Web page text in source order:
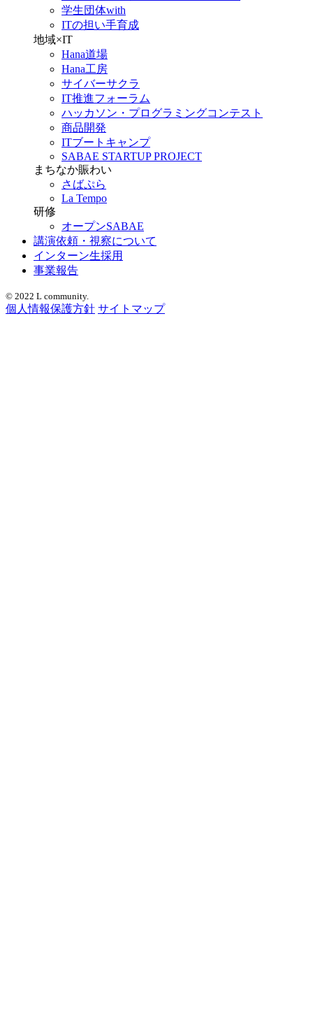
学生団体with
ITの担い手育成
地域×IT
Hana道場
Hana工房
サイバーサクラ
IT推進フォーラム
ハッカソン・プログラミングコンテスト
商品開発
ITブートキャンプ
SABAE STARTUP PROJECT
まちなか賑わい
さばぷら
La Tempo
研修
オープンSABAE
講演依頼・視察について
インターン生採用
事業報告
© 2022 L community.
個人情報保護方針 サイトマップ